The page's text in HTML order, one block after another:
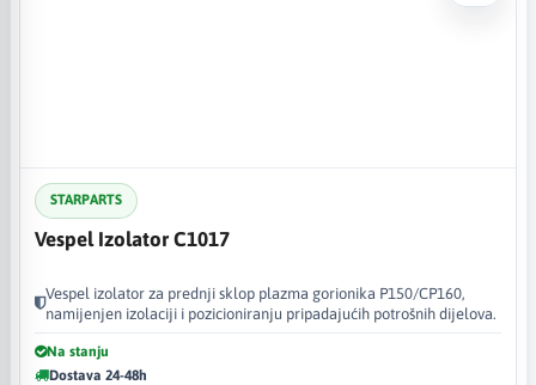
STARPARTS
Vespel Izolator C1017
Vespel izolator za prednji sklop plazma gorionika P150/CP160,
namijenjen izolaciji i pozicioniranju pripadajućih potrošnih dijelova.
Na stanju
Dostava 24-48h